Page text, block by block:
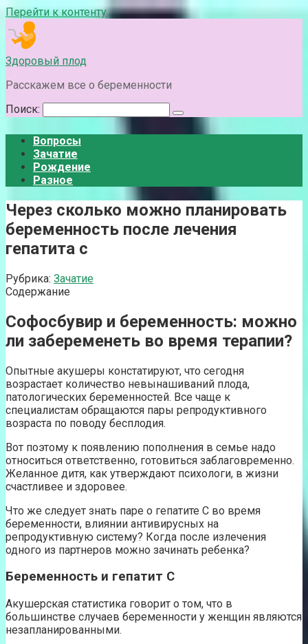
Перейти к контенту
Здоровый плод
Расскажем все о беременности
Поиск:
Вопросы
Зачатие
Рождение
Разное
Через сколько можно планировать
беременность после лечения
гепатита с
Рубрика: Зачатие
Содержание
Софосбувир и беременность: можно
ли забеременеть во время терапии?
Опытные акушеры констатируют, что сегодня
возрастает количество невынашиваний плода,
патологических беременностей. Все чаще к
специалистам обращаются пары репродуктивного
возраста по поводу бесплодия.
Вот поэтому к появлению пополнения в семье надо
относиться ответственно, готовиться заблаговременно.
Желанное дитя, как утверждают психологи, в жизни
счастливее и здоровее.
Что же следует знать паре о гепатите С во время
беременности, влиянии антивирусных на
репродуктивную систему? Когда после излечения
одного из партнеров можно зачинать ребенка?
Беременность и гепатит С
Акушерская статистика говорит о том, что в
большинстве случаев беременности у женщин являются
незапланированными.